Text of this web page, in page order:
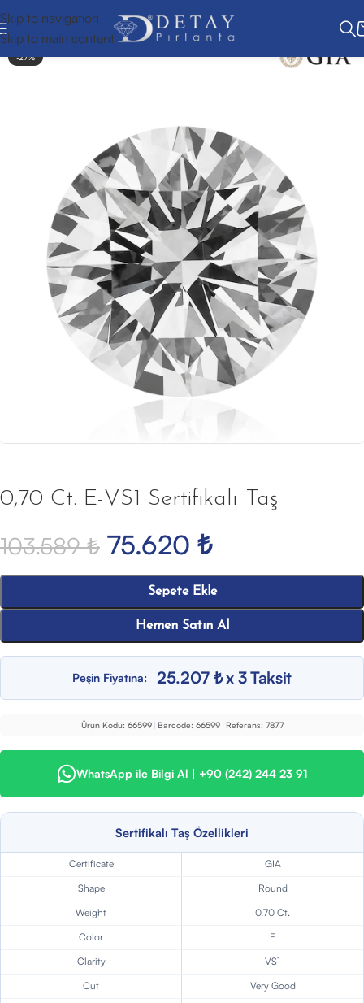
Skip to navigation
Skip to main content
-27%
0,70 Ct. E-VS1 Sertifikalı Taş
103.589₺ 75.620 ₺
Sepete Ekle
Hemen Satın Al
Peşin Fiyatına: 25.207 ₺ x 3 Taksit
Ürün Kodu: 66599 | Barcode: 66599 | Referans: 7877
WhatsApp ile Bilgi Al | +90 (242) 244 23 91
Sertifikalı Taş Özellikleri
Certificate
GIA
Shape
Round
Weight
0,70 Ct.
Color
E
Clarity
VS1
Cut
Very Good